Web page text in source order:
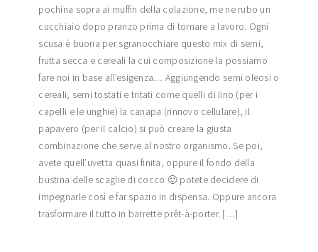
pochina sopra ai muffin della colazione, me ne rubo un
cucchiaio dopo pranzo prima di tornare a lavoro. Ogni
scusa è buona per sgranocchiare questo mix di semi,
frutta secca e cereali la cui composizione la possiamo
fare noi in base all’esigenza… Aggiungendo semi oleosi o
cereali, semi tostati e tritati come quelli di lino (per i
capelli e le unghie) la canapa (rinnovo cellulare), il
papavero (per il calcio) si può creare la giusta
combinazione che serve al nostro organismo. Se poi,
avete quell’uvetta quasi finita, oppure il fondo della
bustina delle scaglie di cocco 🙂 potete decidere di
impegnarle così e far spazio in dispensa. Oppure ancora
trasformare il tutto in barrette prêt-à-porter. […]